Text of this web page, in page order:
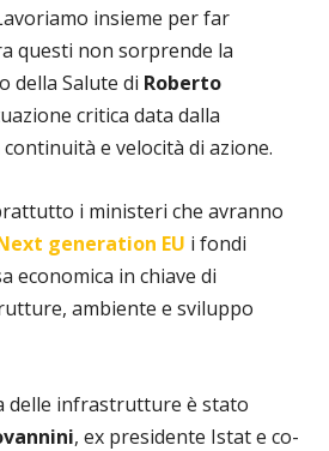
insieme per far
questi non sorprende la
della Salute di Roberto
critica data dalla
e velocità di azione.
i ministeri che avranno
generation EU i fondi
economica in chiave di
ambiente e sviluppo
delle infrastrutture è stato
, ex presidente Istat e co-